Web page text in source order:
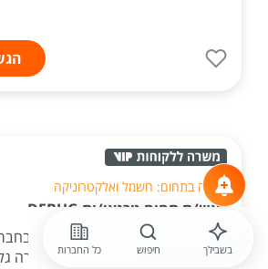
חברה בתחום: חשמל ואלקטרוניקה
ראש/ת תחום-טכנאי/ות DEBUG
הזדמנות להוביל מערך טכני מרכזי
מובילה בתחום האלקטרוניקה לחברה
בשבילך חיפוש כל החברות